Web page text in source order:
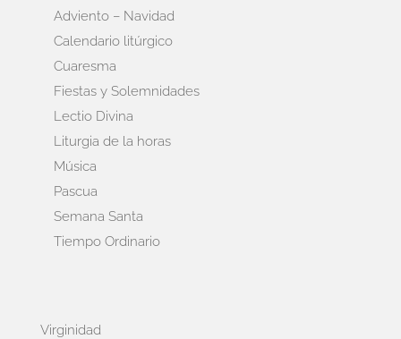
Adviento – Navidad
Calendario litúrgico
Cuaresma
Fiestas y Solemnidades
Lectio Divina
Liturgia de la horas
Música
Pascua
Semana Santa
Tiempo Ordinario
Virginidad